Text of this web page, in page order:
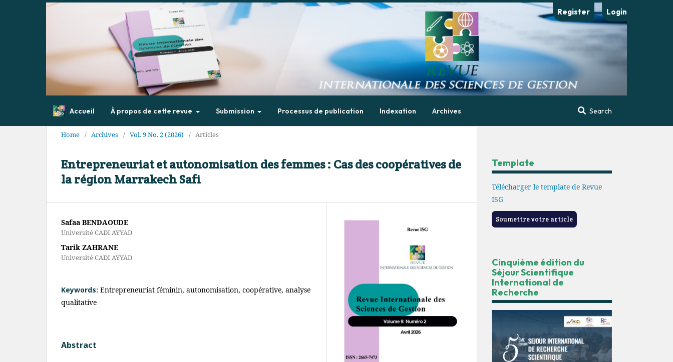
Accueil À propos de cette revue Submission Processus de publication Indexation Archives Search
Register Login
Home / Archives / Vol. 9 No. 2 (2026) / Articles
Entrepreneuriat et autonomisation des femmes : Cas des coopératives de
la région Marrakech Safi
Safaa BENDAOUDE
Université CADI AYYAD
Tarik ZAHRANE
Université CADI AYYAD
Keywords: Entrepreneuriat féminin, autonomisation, coopérative, analyse
qualitative
Abstract
Template
Télécharger le template de Revue
ISG
Soumettre votre article
Cinquième édition du
Séjour Scientifique
International de
Recherche